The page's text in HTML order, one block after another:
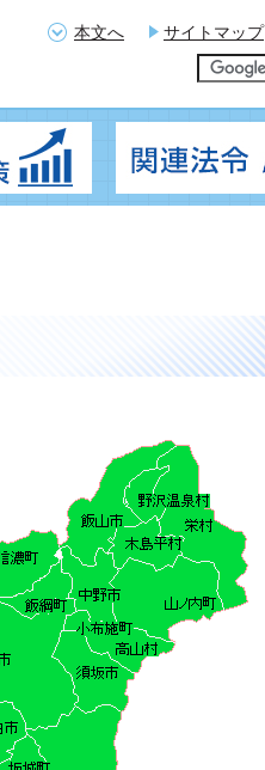
本文へ サイトマップ